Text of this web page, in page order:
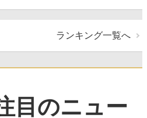
ランキング一覧へ
目のニュー